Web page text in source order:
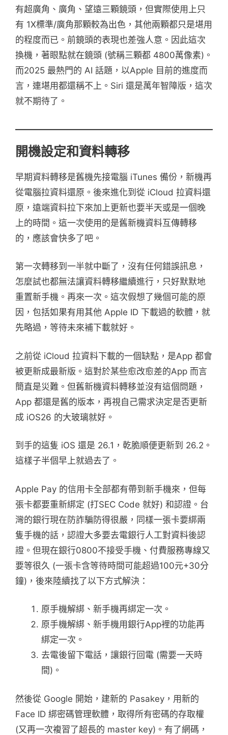
有超廣角、廣角、望遠三顆鏡頭，但實際使用上只
有 1X標準/廣角那顆較為出色，其他兩顆都只是堪用
的程度而已。前鏡頭的表現也差強人意。因此這次
換機，著眼點就在鏡頭 (號稱三顆都 4800萬像素)。
而2025 最熱門的 AI 話題，以Apple 目前的進度而
言，連堪用都還稱不上。Siri 還是萬年智障版，這次
就不期待了。
開機設定和資料轉移
早期資料轉移是舊機先接電腦 iTunes 備份，新機再
從電腦拉資料還原。後來進化到從 iCloud 拉資料還
原，遠端資料拉下來加上更新也要半天或是一個晚
上的時間。這一次使用的是舊新機資料互傳轉移
的，應該會快多了吧。
第一次轉移到一半就中斷了，沒有任何錯誤訊息，
怎麼試也都無法讓資料轉移繼續進行，只好默默地
重置新手機。再來一次。這次假想了幾個可能的原
因，包括如果有用其他 Apple ID 下載過的軟體，就
先略過，等待未來補下載就好。
之前從 iCloud 拉資料下載的一個缺點，是App 都會
被更新成最新版。這對於某些愈改愈差的App 而言
簡直是災難。但舊新機資料轉移並沒有這個問題，
App 都還是舊的版本，再視自己需求決定是否更新
成 iOS26 的大玻璃就好。
到手的這隻 iOS 還是 26.1，乾脆順便更新到 26.2。
這樣子半個早上就過去了。
Apple Pay 的信用卡全部都有帶到新手機來，但每
張卡都要重新綁定 (打SEC Code 就好) 和認證。台
灣的銀行現在防詐騙防得很嚴，同樣一張卡要綁兩
隻手機的話，認證大多要去電銀行人工對資料後認
證。但現在銀行0800不接受手機、付費服務專線又
要等很久 (一張卡含等待時間可能超過100元+30分
鐘)，後來陸續找了以下方式解決：
原手機解綁、新手機再綁定一次。
原手機解綁、新手機用銀行App裡的功能再
綁定一次。
去電後留下電話，讓銀行回電 (需要一天時
間)。
然後從 Google 開始，建新的 Pasakey，用新的
Face ID 綁密碼管理軟體，取得所有密碼的存取權
(又再一次複習了超長的 master key)。有了網碼，